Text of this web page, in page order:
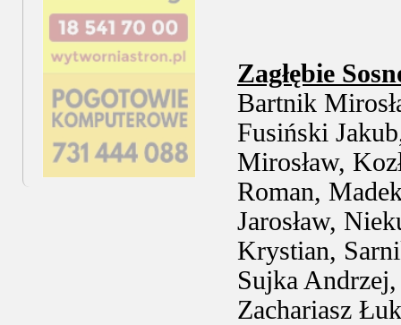
Zagłębie
Bartnik
Fusiński
Mirosław,
Roman,
Jarosław,
Krystian,
Sujka Andrzej,
Zachariasz